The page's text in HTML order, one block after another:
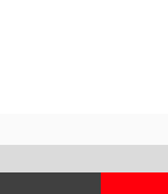
you with